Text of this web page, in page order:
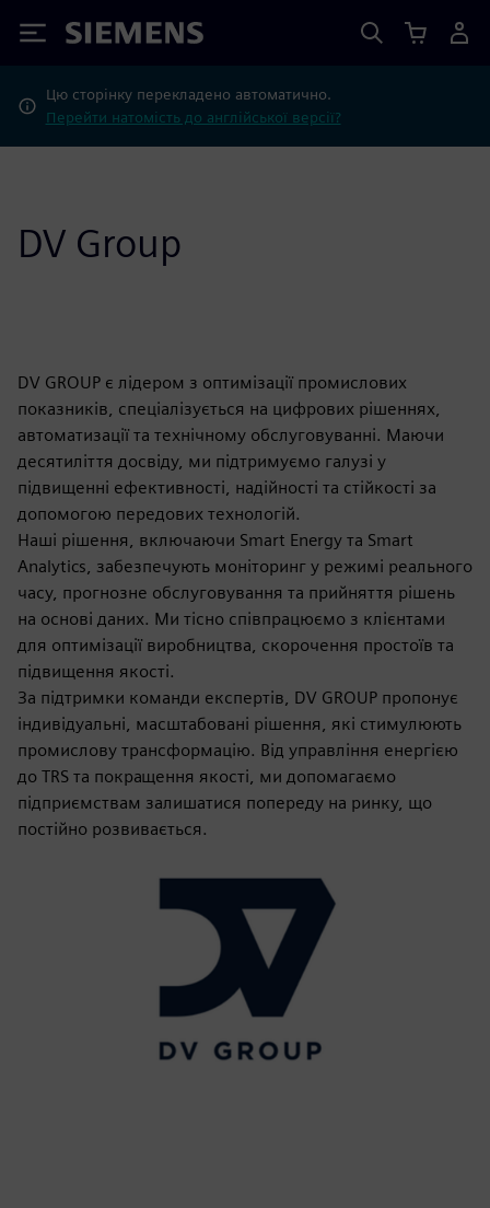
Siemens
Цю сторінку перекладено автоматично.
Перейти натомість до англійської версії?
DV Group
DV GROUP є лідером з оптимізації промислових
показників, спеціалізується на цифрових рішеннях,
автоматизації та технічному обслуговуванні. Маючи
десятиліття досвіду, ми підтримуємо галузі у
підвищенні ефективності, надійності та стійкості за
допомогою передових технологій.
Наші рішення, включаючи Smart Energy та Smart
Analytics, забезпечують моніторинг у режимі реального
часу, прогнозне обслуговування та прийняття рішень
на основі даних. Ми тісно співпрацюємо з клієнтами
для оптимізації виробництва, скорочення простоїв та
підвищення якості.
За підтримки команди експертів, DV GROUP пропонує
індивідуальні, масштабовані рішення, які стимулюють
промислову трансформацію. Від управління енергією
до TRS та покращення якості, ми допомагаємо
підприємствам залишатися попереду на ринку, що
постійно розвивається.